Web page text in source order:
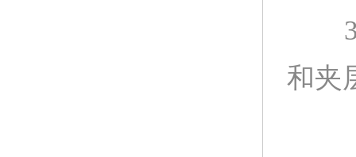
3、
和夹